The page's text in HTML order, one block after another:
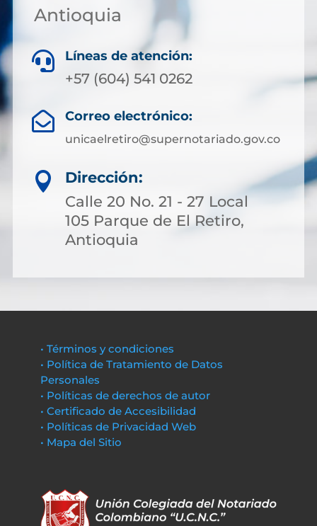
Antioquia
 Líneas de atención:
+57 (604) 541 0262
 Correo electrónico:
unicaelretiro@supernotariado.gov.co

Dirección:
Calle 20 No. 21 - 27 Local
105 Parque de El Retiro,
Antioquia
• Términos y condiciones
• Política de Tratamiento de Datos
Personales
• Políticas de derechos de autor
• Certificado de Accesibilidad
• Políticas de Privacidad Web
• Mapa del Sitio